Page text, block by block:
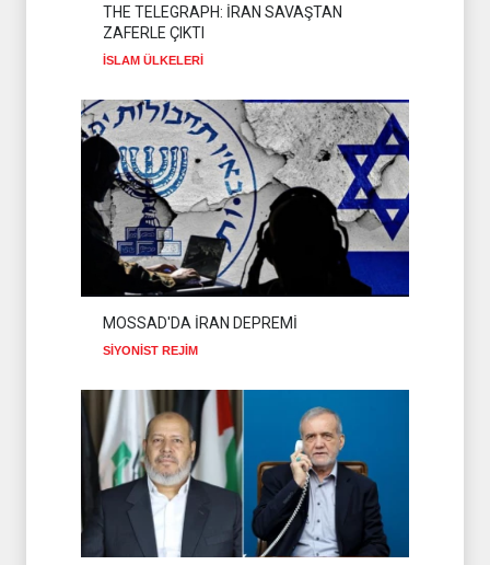
THE TELEGRAPH: İRAN SAVAŞTAN
ZAFERLE ÇIKTI
İSLAM ÜLKELERİ
MOSSAD'DA İRAN DEPREMİ
SİYONİST REJİM